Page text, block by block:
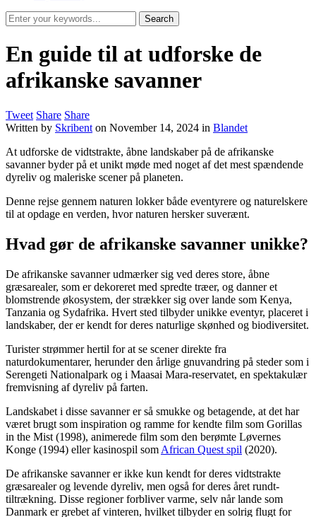
En guide til at udforske de
afrikanske savanner
Tweet Share Share
Written by Skribent on November 14, 2024 in Blandet
At udforske de vidtstrakte, åbne landskaber på de afrikanske
savanner byder på et unikt møde med noget af det mest spændende
dyreliv og maleriske scener på planeten.
Denne rejse gennem naturen lokker både eventyrere og naturelskere
til at opdage en verden, hvor naturen hersker suverænt.
Hvad gør de afrikanske savanner unikke?
De afrikanske savanner udmærker sig ved deres store, åbne
græsarealer, som er dekoreret med spredte træer, og danner et
blomstrende økosystem, der strækker sig over lande som Kenya,
Tanzania og Sydafrika. Hvert sted tilbyder unikke eventyr, placeret i
landskaber, der er kendt for deres naturlige skønhed og biodiversitet.
Turister strømmer hertil for at se scener direkte fra
naturdokumentarer, herunder den årlige gnuvandring på steder som i
Serengeti Nationalpark og i Maasai Mara-reservatet, en spektakulær
fremvisning af dyreliv på farten.
Landskabet i disse savanner er så smukke og betagende, at det har
været brugt som inspiration og ramme for kendte film som Gorillas
in the Mist (1998), animerede film som den berømte Løvernes
Konge (1994) eller kasinospil som African Quest spil (2020).
De afrikanske savanner er ikke kun kendt for deres vidtstrakte
græsarealer og levende dyreliv, men også for deres året rundt-
tiltrækning. Disse regioner forbliver varme, selv når lande som
Danmark er grebet af vinteren, hvilket tilbyder en solrig flugt for